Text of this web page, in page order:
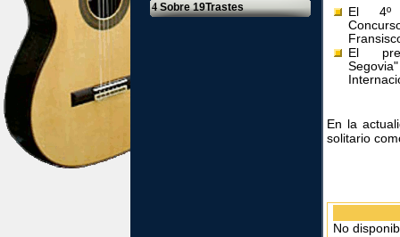
4Sobre 19Trastes
El 4º
El
En la
solitario
No